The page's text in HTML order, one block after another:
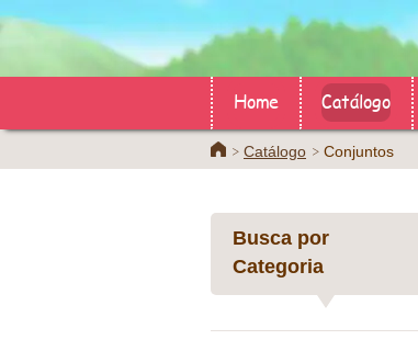
Home Catálogo
HomeCatálogo Conjuntos
Busca por
Categoria